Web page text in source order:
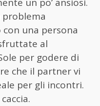
un po’ ansiosi.
una persona
al
per godere di
che il partner vi
per gli incontri.